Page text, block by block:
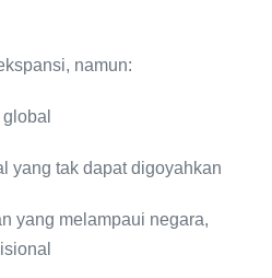
namun:
yang tak dapat digoyahkan
yang melampaui negara,